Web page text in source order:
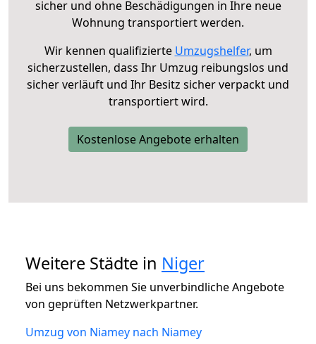
sicher und ohne Beschädigungen in Ihre neue
Wohnung transportiert werden.
Wir kennen qualifizierte Umzugshelfer, um
sicherzustellen, dass Ihr Umzug reibungslos und
sicher verläuft und Ihr Besitz sicher verpackt und
transportiert wird.
Kostenlose Angebote erhalten
Weitere Städte in Niger
Bei uns bekommen Sie unverbindliche Angebote
von geprüften Netzwerkpartner.
Umzug von Niamey nach Niamey